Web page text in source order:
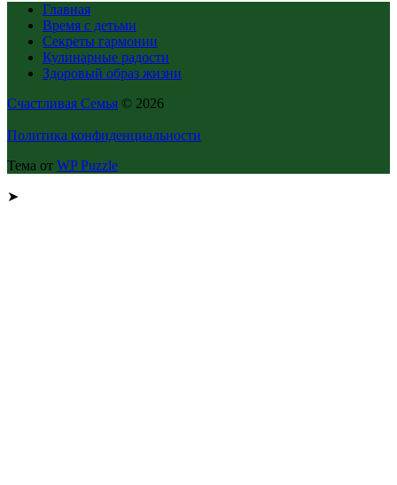
Главная
Время с детьми
Секреты гармонии
Кулинарные радости
Здоровый образ жизни
Счастливая Семья © 2026
Политика конфиденциальности
Тема от WP Puzzle
➤